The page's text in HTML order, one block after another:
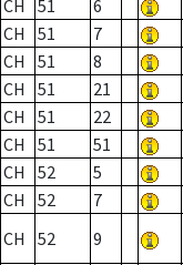
CH 51 6
CH
51 7
CH
51 8
CH
51 21
CH
51 22
CH
51 51
CH
52 5
CH
52 7
CH
52 9